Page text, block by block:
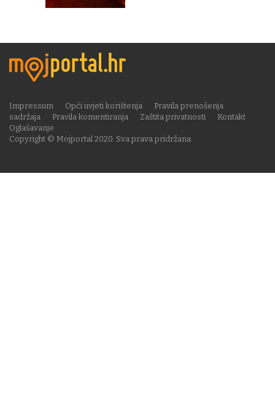
Copyright © Mojportal 2020. Sva prava pridržana.
Impressum Opći uvjeti korištenja
Pravila prenošenja
sadržaja
Pravila komentiranja Zaštita privatnosti
Kontakt
Oglašavanje